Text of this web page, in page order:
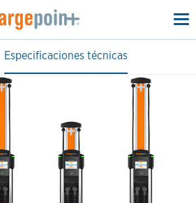
Especificaciones técnicas